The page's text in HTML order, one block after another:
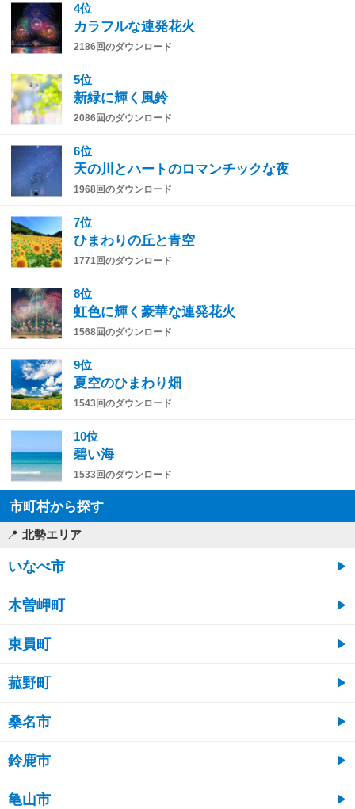
4位
カラフルな連発花火
2186回のダウンロード
5位
新緑に輝く風鈴
2086回のダウンロード
6位
天の川とハートのロマンチックな夜
1968回のダウンロード
7位
ひまわりの丘と青空
1771回のダウンロード
8位
虹色に輝く豪華な連発花火
1568回のダウンロード
9位
夏空のひまわり畑
1543回のダウンロード
10位
碧い海
1533回のダウンロード
市町村から探す
北勢エリア
いなべ市
木曽岬町
東員町
菰野町
桑名市
鈴鹿市
亀山市